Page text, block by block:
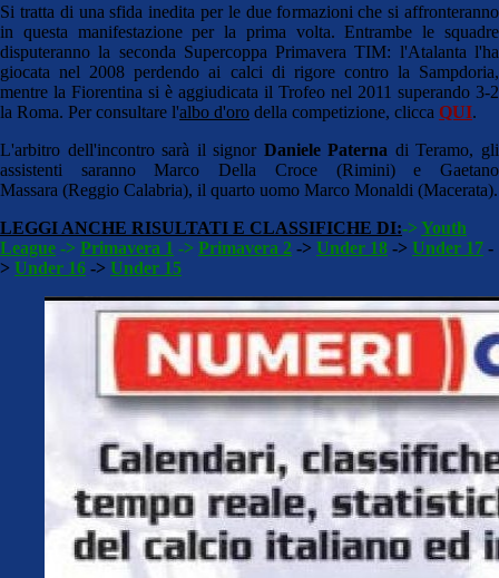
Si tratta di una sfida inedita per le due formazioni che si affronteranno
in questa manifestazione per la prima volta. Entrambe le squadre
disputeranno la seconda Supercoppa Primavera TIM: l'Atalanta l'ha
giocata nel 2008 perdendo ai calci di rigore contro la Sampdoria,
mentre la Fiorentina si è aggiudicata il Trofeo nel 2011 superando 3-2
la Roma. Per consultare l'albo d'oro della competizione, clicca QUI.
L'arbitro dell'incontro sarà il signor Daniele Paterna di Teramo, gli
assistenti saranno Marco Della Croce (Rimini) e Gaetano
Massara (Reggio Calabria), il quarto uomo Marco Monaldi (Macerata).
LEGGI ANCHE RISULTATI E CLASSIFICHE DI:->Youth
League -> Primavera 1 -> Primavera 2 -> Under 18 -> Under 17 -
> Under 16 -> Under 15